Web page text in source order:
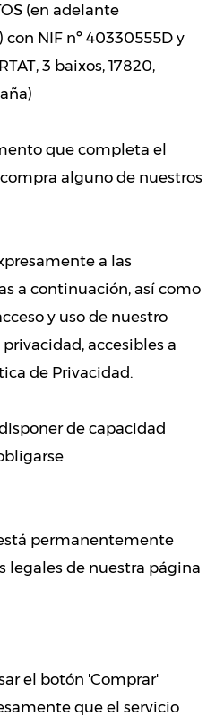
(en adelante
con NIF nº 40330555D y
3 baixos, 17820,
que completa el
alguno de nuestros
a las
a continuación, así como
y uso de nuestro
accesibles a
de Privacidad.
de capacidad
permanentemente
legales de nuestra página
el botón 'Comprar'
que el servicio